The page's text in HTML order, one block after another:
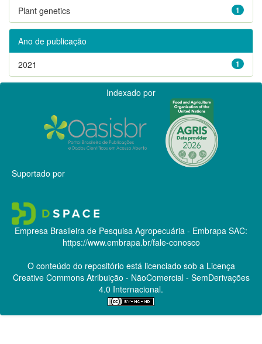
1
Plant genetics
Ano de publicação
1
2021
Indexado por
Suportado por
Empresa Brasileira de Pesquisa Agropecuária - Embrapa SAC:
https://www.embrapa.br/fale-conosco
O conteúdo do repositório está licenciado sob a Licença
Creative CommonsAtribuição - NãoComercial - SemDerivações
4.0 Internacional.